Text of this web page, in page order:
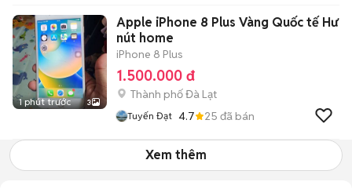
1 phút trước 3
Apple iPhone 8 Plus Vàng Quốc tế Hư
nút home
iPhone 8 Plus
1.500.000 đ
Thành phố Đà Lạt
Tuyến Đạt 4.7 25 đã bán
Xem thêm